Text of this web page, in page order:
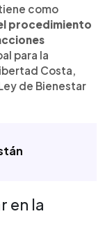
Animal de
Animal.
graduados
en
de Talento
como
procedimiento
para la
Costa,
de Bienestar
en la